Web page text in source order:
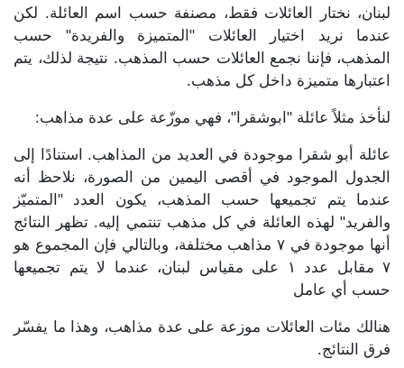
لبنان، نختار العائلات فقط، مصنفة حسب اسم العائلة. لكن
عندما نريد اختيار العائلات "المتميزة والفريدة" حسب
المذهب، فإننا نجمع العائلات حسب المذهب. نتيجة لذلك، يتم
اعتبارها متميزة داخل كل مذهب.
لنأخذ مثلاً عائلة "ابوشقرا"، فهي موزّعة على عدة مذاهب:
عائلة أبو شقرا موجودة في العديد من المذاهب. استنادًا إلى
الجدول الموجود في أقصى اليمين من الصورة، نلاحظ أنه
عندما يتم تجميعها حسب المذهب، يكون العدد "المتميّز
والفريد" لهذه العائلة في كل مذهب تنتمي إليه. تظهر النتائج
أنها موجودة في ٧ مذاهب مختلفة، وبالتالي فإن المجموع هو
٧ مقابل عدد ١ على مقياس لبنان، عندما لا يتم تجميعها
حسب أي عامل
هنالك مئات العائلات موزعة على عدة مذاهب، وهذا ما يفسّر
فرق النتائج.